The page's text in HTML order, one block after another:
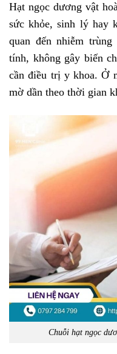
Hạt ngọc dương vật
sức khỏe, sinh lý hay
quan đến nhiễm
tính, không gây biến
cần điều trị y khoa. Ở
mờ dần theo thời gian
Chuỗi hạt ngọc